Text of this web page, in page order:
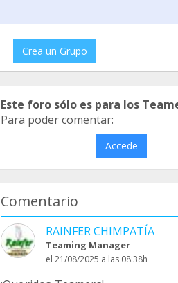
Crea un Grupo
Este foro sólo es para los
Para poder comentar:
Accede
Comentario
RAINFER CHIMPATÍA
Teaming Manager
el 21/08/2025 a las 08:38h